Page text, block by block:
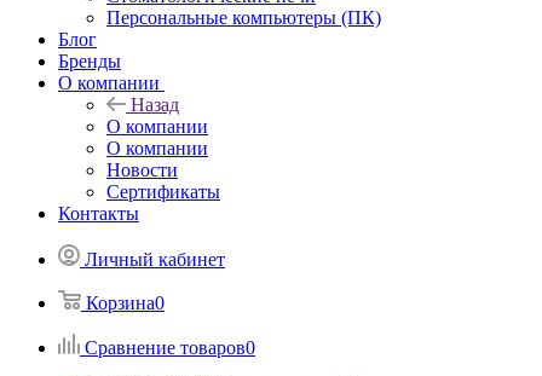
Персональные компьютеры (ПК)
Блог
Бренды
О компании
Назад
О компании
О компании
Новости
Сертификаты
Контакты
Личный кабинет
Корзина0
Сравнение товаров0